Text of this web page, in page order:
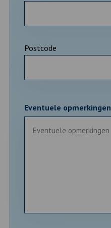
Postcode
Eventuele opmerkingen